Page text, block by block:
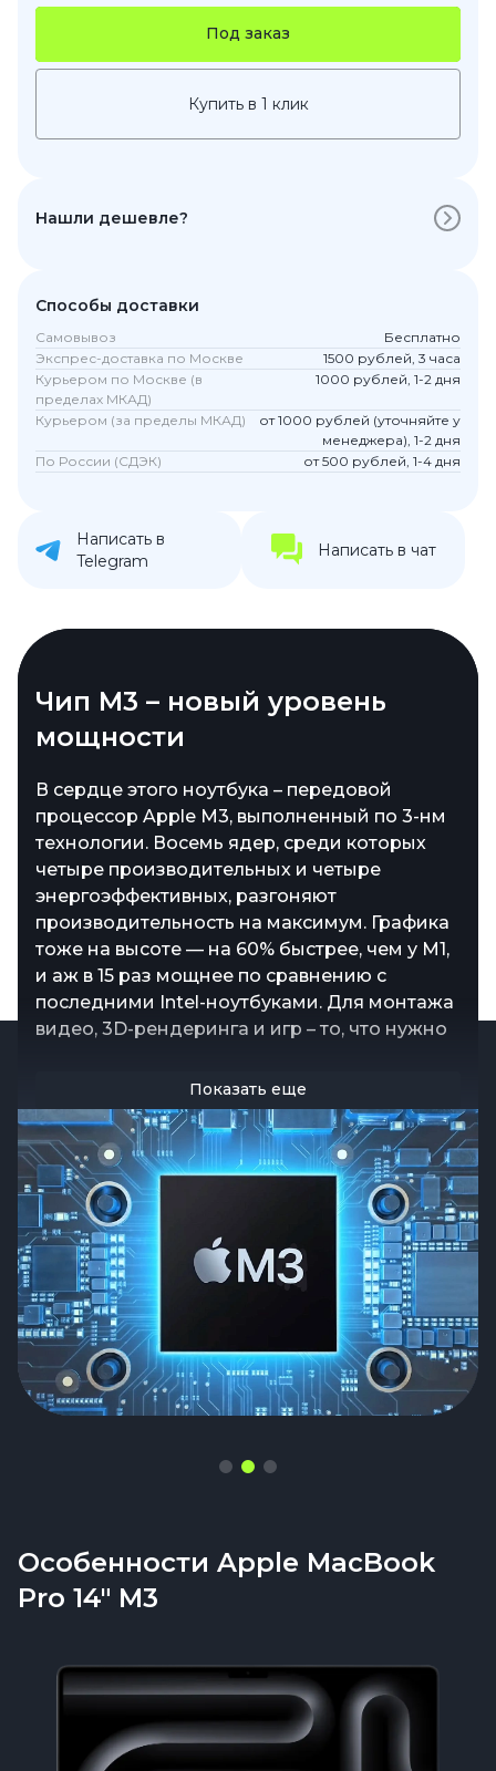
Под заказ
Купить в 1 клик
Нашли дешевле?
Способы доставки
Самовывоз
Бесплатно
Экспрес-доставка по Москве
1500 рублей, 3 часа
Курьером по Москве (в
пределах МКАД)
1000 рублей, 1-2 дня
Курьером (за пределы МКАД)
от 1000 рублей (уточняйте у
менеджера), 1-2 дня
По России (СДЭК)
от 500 рублей, 1-4 дня
Написать в
Telegram
Написать в чат
Новый взгляд на MacBook
Pro 14 M3
Apple снова делает ставку на мощь и стиль,
представляя MacBook Pro 14 (2023) с чипом
M3. Компактный, но дерзкий, этот ноутбук
стал оптимальным выбором как для
профессионалов, так и для тех, кто просто
хочет владеть топовым гаджетом. Дисплей
на 14 дюймов, премиальный дизайн и
автономность, которая вытянет рабочий
день и даже больше – серьезный аргумент в
его пользу
Показать еще
Чип M3 – новый уровень
мощности
В сердце этого ноутбука – передовой
процессор Apple M3, выполненный по 3-нм
технологии. Восемь ядер, среди которых
четыре производительных и четыре
энергоэффективных, разгоняют
производительность на максимум. Графика
тоже на высоте — на 60% быстрее, чем у M1,
и аж в 15 раз мощнее по сравнению с
последними Intel-ноутбуками. Для монтажа
видео, 3D-рендеринга и игр – то, что нужно
Показать еще
Объемный звук, который
погружает
MacBook Pro 14 (2023) не просто
воспроизводит музыку – он создает
атмосферу. Акустическая система 4.2
выдает мощные басы, а благодаря Dolby
Atmos звук становится объемным и
реалистичным. Впечатляющая громкость –
84,3 дБ – обеспечивает кристально чистый
звук даже в шумной обстановке. Фильмы,
музыка, видеозвонки – все звучит как надо
Особенности Apple MacBook
Pro 14" M3